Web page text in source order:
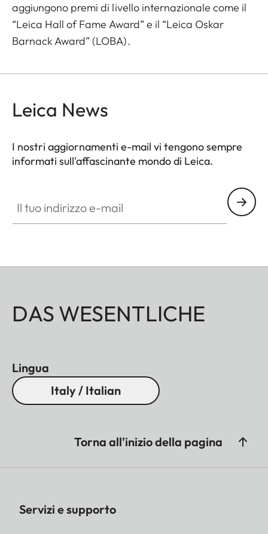
aggiungono premi di livello internazionale come il
“Leica Hall of Fame Award” e il “Leica Oskar
Barnack Award” (LOBA).
Leica News
I nostri aggiornamenti e-mail vi tengono sempre
informati sull'affascinante mondo di Leica.
DAS WESENTLICHE
Lingua
Italy / Italian
Torna all'inizio della pagina
Servizi e supporto